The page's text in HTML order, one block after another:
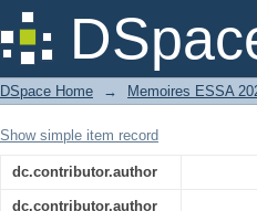
Etude
DSpace Home → Memoires ESSA
Show simple item record
dc.contributor.author
dc.contributor.author